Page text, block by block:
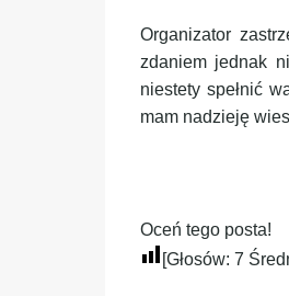
Organizator
zdaniem jednak
niestety spełnić
mam nadzieję
Oceń tego posta!
[Głosów: 7